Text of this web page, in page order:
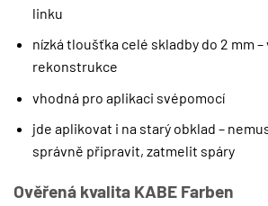
linku
nízká tloušťka celé skladby do 2 mm
rekonstrukce
vhodná pro aplikaci svépomocí
jde aplikovat i na starý obklad –
správně připravit, zatmelit spáry
Ověřená kvalita KABE Farben